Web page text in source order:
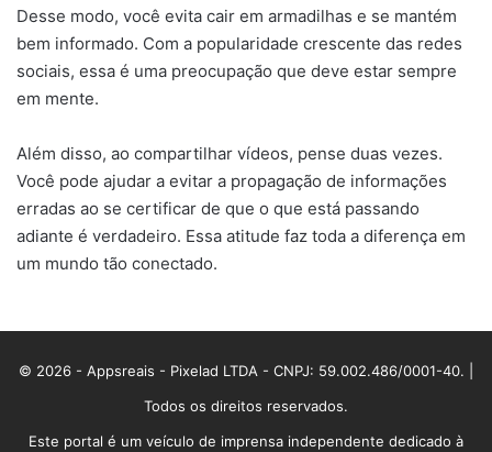
Desse modo, você evita cair em armadilhas e se mantém
bem informado. Com a popularidade crescente das redes
sociais, essa é uma preocupação que deve estar sempre
em mente.
Além disso, ao compartilhar vídeos, pense duas vezes.
Você pode ajudar a evitar a propagação de informações
erradas ao se certificar de que o que está passando
adiante é verdadeiro. Essa atitude faz toda a diferença em
um mundo tão conectado.
© 2026 - Appsreais - Pixelad LTDA - CNPJ: 59.002.486/0001-40. |
Todos os direitos reservados.
Este portal é um veículo de imprensa independente dedicado à